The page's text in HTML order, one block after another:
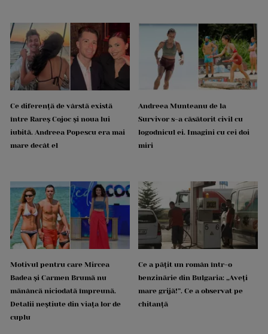
Ce diferență de vârstă există
între Rareș Cojoc și noua lui
iubită. Andreea Popescu era mai
mare decât el
Andreea Munteanu de la
Survivor s-a căsătorit civil cu
logodnicul ei. Imagini cu cei doi
miri
Motivul pentru care Mircea
Badea și Carmen Brumă nu
mănâncă niciodată împreună.
Detalii neștiute din viața lor de
cuplu
Ce a pățit un român într-o
benzinărie din Bulgaria: „Aveți
mare grijă!”. Ce a observat pe
chitanță